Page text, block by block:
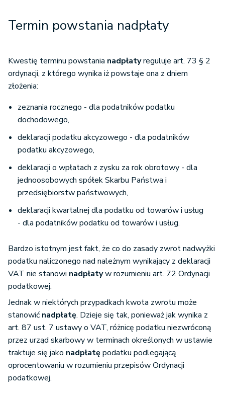
Termin powstania nadpłaty
Kwestię terminu powstania nadpłatyreguluje art. 73 § 2
ordynacji, z którego wynika iż powstaje ona z dniem
złożenia:
zeznania rocznego - dla podatników podatku
dochodowego,
deklaracji podatku akcyzowego - dla podatników
podatku akcyzowego,
deklaracji o wpłatach z zysku za rok obrotowy - dla
jednoosobowych spółek Skarbu Państwa i
przedsiębiorstw państwowych,
deklaracji kwartalnej dla podatku od towarów i usług
- dla podatników podatku od towarów i usług.
Bardzo istotnym jest fakt, że co do zasady zwrot nadwyżki
podatku naliczonego nad należnym wynikający z deklaracji
VAT nie stanowi nadpłatyw rozumieniu art. 72 Ordynacji
podatkowej.
Jednak w niektórych przypadkach kwota zwrotu może
stanowić nadpłatę. Dzieje się tak, ponieważ jak wynika z
art. 87 ust. 7 ustawy o VAT, różnicę podatku niezwróconą
przez urząd skarbowy w terminach określonych w ustawie
traktuje się jako nadpłatę podatku podlegającą
oprocentowaniu w rozumieniu przepisów Ordynacji
podatkowej.